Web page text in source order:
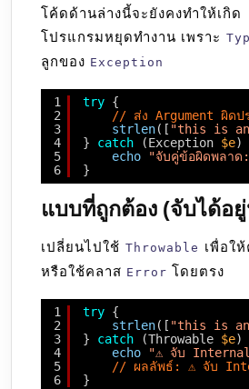
โค้ดด้านล่างนี้จะยังคงทำให้เกิ
โปรแกรมหยุดทำงาน เพราะ
ลูกของ Exception
1
2
3
4
5
6
try {
// ส่ง Argument ผิด
strlen([ "this is
} catch (Exception $e)
echo
"จับคู่ข้อผิดพลา
}
แบบที่ถูกต้อง (จับได้อ
เปลี่ยนไปใช้ Throwable เพื่อใ
หรือใช้คลาส Error โดยตรง
1
2
3
4
5
6
try {
strlen([ "this is
} catch (Throwable $e)
echo
"⚠️ จับ
// ผลลัพธ์: ⚠️ จับ
}